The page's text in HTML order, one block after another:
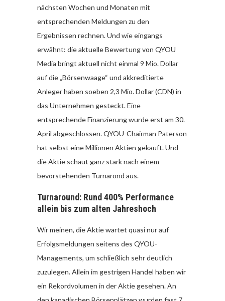
nächsten Wochen und Monaten mit
entsprechenden Meldungen zu den
Ergebnissen rechnen. Und wie eingangs
erwähnt: die aktuelle Bewertung von QYOU
Media bringt aktuell nicht einmal 9 Mio. Dollar
auf die „Börsenwaage“ und akkreditierte
Anleger haben soeben 2,3 Mio. Dollar (CDN) in
das Unternehmen gesteckt. Eine
entsprechende Finanzierung wurde erst am 30.
April abgeschlossen. QYOU-Chairman Paterson
hat selbst eine Millionen Aktien gekauft. Und
die Aktie schaut ganz stark nach einem
bevorstehenden Turnarond aus.
Turnaround: Rund 400% Performance
allein bis zum alten Jahreshoch
Wir meinen, die Aktie wartet quasi nur auf
Erfolgsmeldungen seitens des QYOU-
Managements, um schließlich sehr deutlich
zuzulegen. Allein im gestrigen Handel haben wir
ein Rekordvolumen in der Aktie gesehen. An